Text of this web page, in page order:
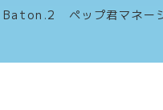
ペップ君マネー